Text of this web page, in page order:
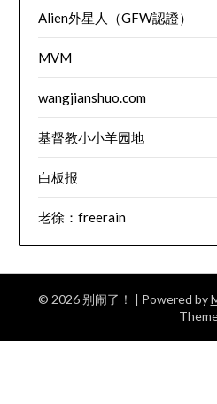
Alien外星人（GFW認證）
MVM
wangjianshuo.com
基督教小小羊园地
白板报
老徐：freerain
© 2026 别闹了！ | Powered by